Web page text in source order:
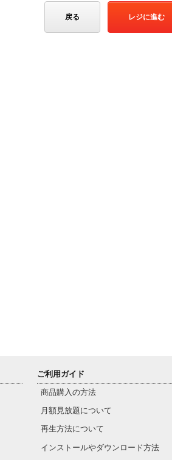
戻る レジに進む
ご利用ガイド
商品購入の方法
月額見放題について
再生方法について
インストールやダウンロード方法